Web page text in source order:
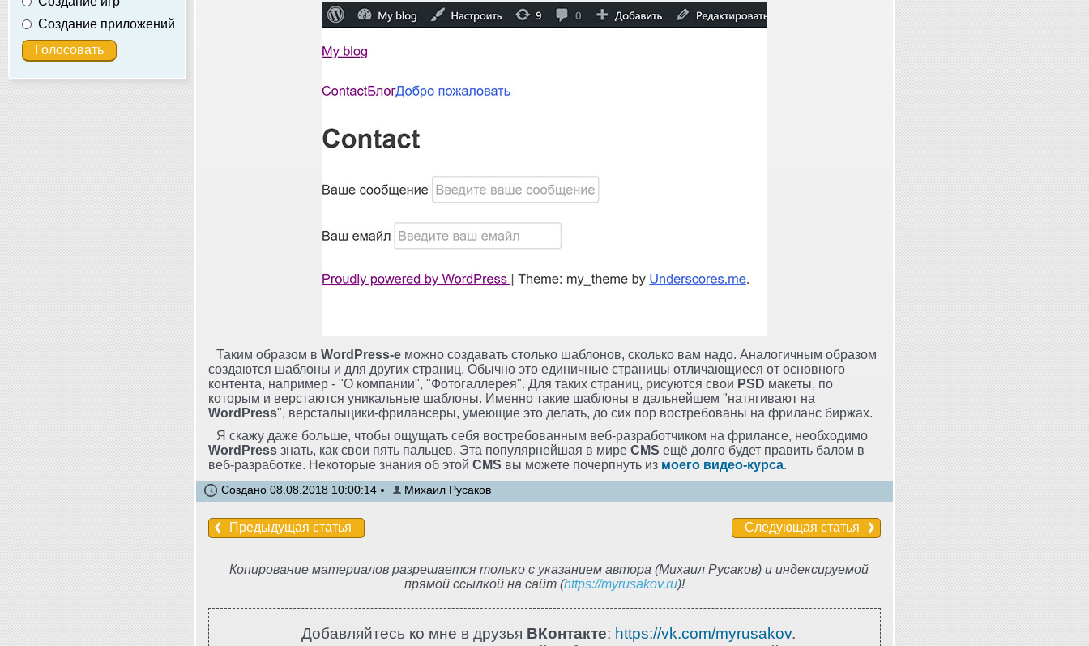
Создание приложений
Таким образом в WordPress-е можно создавать столько шаблонов, сколько вам надо. Аналогичным образом
создаются шаблоны и для других страниц. Обычно это единичные страницы отличающиеся от основного
контента, например - "О компании", "Фотогаллерея". Для таких страниц, рисуются свои PSD макеты, по
которым и верстаются уникальные шаблоны. Именно такие шаблоны в дальнейшем "натягивают на
WordPress", верстальщики-фрилансеры, умеющие это делать, до сих пор востребованы на фриланс биржах.
Я скажу даже больше, чтобы ощущать себя востребованным веб-разработчиком на фрилансе, необходимо
WordPress знать, как свои пять пальцев. Эта популярнейшая в мире CMS ещё долго будет править балом в
веб-разработке. Некоторые знания об этой CMS вы можете почерпнуть из моего видео-курса.
Создано 08.08.2018 10:00:14 Михаил Русаков
Предыдущая статья Следующая статья
Копирование материалов разрешается только с указанием автора (Михаил Русаков) и индексируемой
прямой ссылкой на сайт (https://myrusakov.ru)!
Добавляйтесь ко мне в друзья ВКонтакте: https://vk.com/myrusakov.